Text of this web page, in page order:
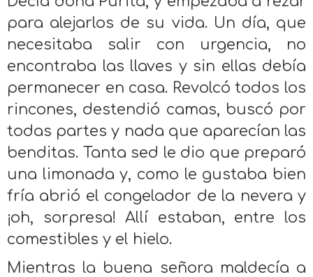
para alejarlos de su vida. Un día, que
necesitaba salir con urgencia, no
encontraba las llaves y sin ellas debía
permanecer en casa. Revolcó todos los
rincones, destendió camas, buscó por
todas partes y nada que aparecían las
benditas. Tanta sed le dio que preparó
una limonada y, como le gustaba bien
fría abrió el congelador de la nevera y
¡oh, sorpresa! Allí estaban, entre los
comestibles y el hielo.
Mientras la buena señora maldecía a